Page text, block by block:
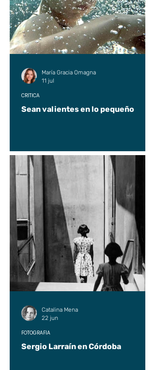
Sean valientes en lo pequeño
CRÍTICA
María Gracia Omagna
11 jul
Sergio Larraín en Córdoba
FOTOGRAFÍA
Catalina Mena
22 jun